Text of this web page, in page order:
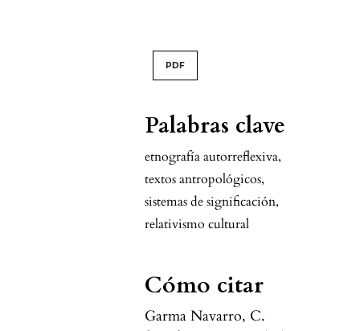
Palabras clave
etnografía autorreflexiva,
textos antropológicos,
sistemas de significación,
relativismo cultural
Cómo citar
Garma Navarro, C.
PDF